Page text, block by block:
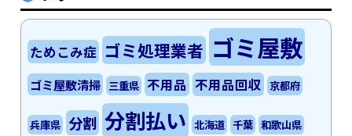
ためこみ症 ゴミ処理業者 ゴミ屋敷
ゴミ屋敷清掃 三重県 不用品 不用品回収 京都府
兵庫県 分割 分割払い 北海道 千葉 和歌山県